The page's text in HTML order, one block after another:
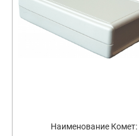
Наименование Комет: